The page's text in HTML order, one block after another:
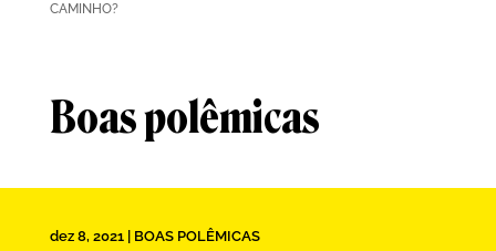
CAMINHO?
Boas polêmicas
dez 8, 2021| BOAS POLÊMICAS